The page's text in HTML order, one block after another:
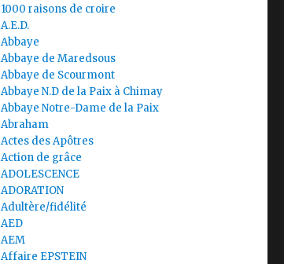
1000 raisons de croire
A.E.D.
Abbaye
Abbaye de Maredsous
Abbaye de Scourmont
Abbaye N.D de la Paix à Chimay
Abbaye Notre-Dame de la Paix
Abraham
Actes des Apôtres
Action de grâce
ADOLESCENCE
ADORATION
Adultère/fidélité
AED
AEM
Affaire EPSTEIN